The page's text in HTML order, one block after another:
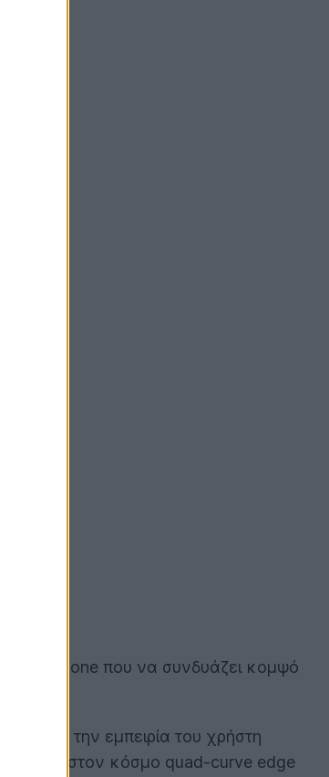
smartphone που να συνδυάζει κομψό
την εμπειρία του χρήστη
πρώτη στον κόσμο quad-curve edge